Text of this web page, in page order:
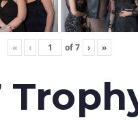
« ‹ of7 › »